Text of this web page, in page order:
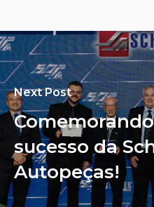
Next Post
sucesso da
Autopeças!